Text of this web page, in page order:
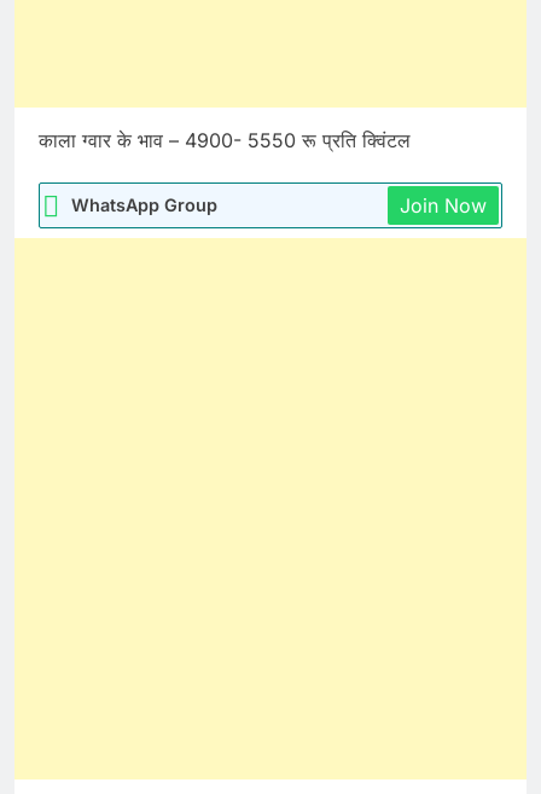
काला ग्वार के भाव – 4900- 5550 रू प्रति क्विंटल
WhatsApp Group Join Now